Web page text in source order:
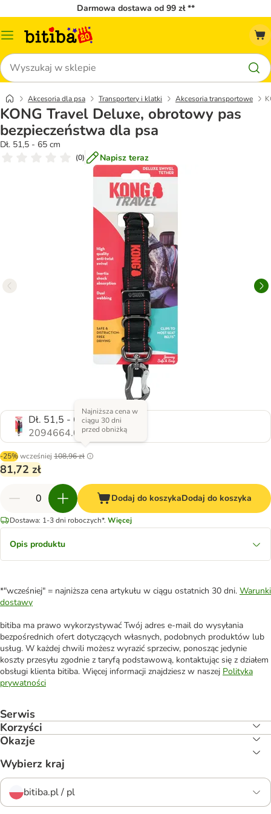
Darmowa dostawa od 99 zł **
Menu
Szukaj
Akcesoria dla psa Transportery i klatki Akcesoria transportowe
KONG Travel Deluxe, obrotowy pas
bezpieczeństwa dla psa
Dł. 51,5 - 65 cm
(0) Napisz teraz
Dł. 51,5 - 65 cm
2094664.0
-25%wcześniej 108,96 zł
Najniższa cena w
ciągu 30 dni
przed obniżką
81,72 zł
Dodaj do koszykaDodaj do koszyka
Dostawa: 1-3 dni roboczych*. Więcej
Opis produktu
*"wcześniej" = najniższa cena artykułu w ciągu ostatnich 30 dni. Warunki
dostawy
bitiba ma prawo wykorzystywać Twój adres e-mail do wysyłania
bezpośrednich ofert dotyczących własnych, podobnych produktów lub
usług. W każdej chwili możesz wyrazić sprzeciw, ponosząc jedynie
koszty przesyłu zgodnie z taryfą podstawową, kontaktując się z działem
obsługi klienta bitiba. Więcej informacji znajdziesz w naszej Polityka
prywatności
Serwis
Korzyści
Okazje
Wybierz kraj
bitiba.pl / pl